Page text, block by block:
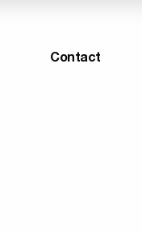
Contact